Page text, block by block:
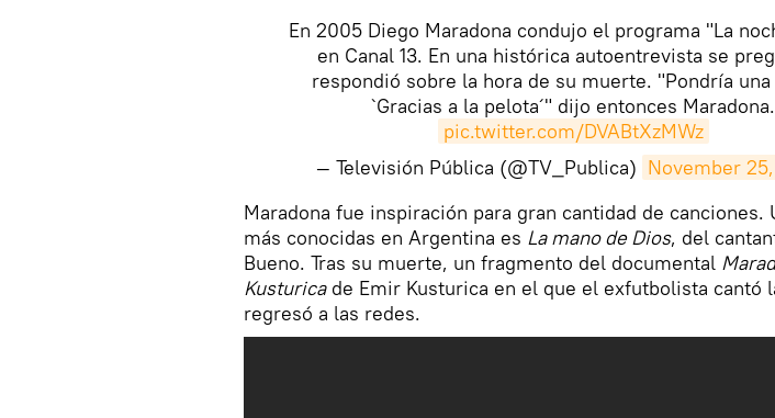
En 2005 Diego Maradona condujo el programa "La
en Canal 13. En una histórica autoentrevista se
respondió sobre la hora de su muerte. "Pondría una
`Gracias a la pelota´" dijo entonces Maradona.
pic.twitter.com/DVABtXzMWz
— Televisión Pública (@TV_Publica) November
Maradona fue inspiración para gran cantidad de canciones.
más conocidas en Argentina es La mano de Dios, del
Bueno. Tras su muerte, un fragmento del documental
Kusturicade Emir Kusturica en el que el exfutbolista cantó
regresó a las redes.